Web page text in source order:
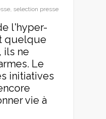
selection presse
l'hyper-
quelque
ils ne
Le
initiatives
vie à